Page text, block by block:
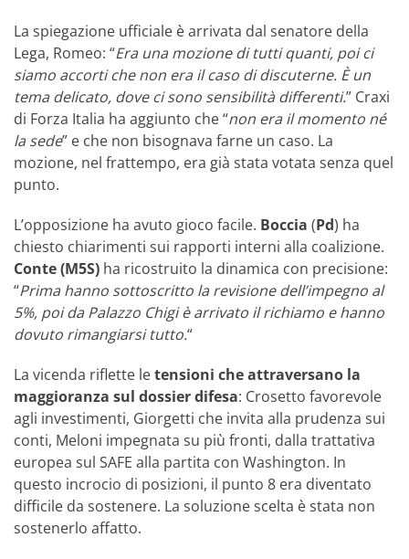
La spiegazione ufficiale è arrivata dal senatore della
Lega, Romeo: “Era una mozione di tutti quanti, poi ci
siamo accorti che non era il caso di discuterne. È un
tema delicato, dove ci sono sensibilità differenti.” Craxi
di Forza Italia ha aggiunto che “non era il momento né
la sede” e che non bisognava farne un caso. La
mozione, nel frattempo, era già stata votata senza quel
punto.
L’opposizione ha avuto gioco facile. Boccia (Pd) ha
chiesto chiarimenti sui rapporti interni alla coalizione.
Conte (M5S) ha ricostruito la dinamica con precisione:
“Prima hanno sottoscritto la revisione dell’impegno al
5%, poi da Palazzo Chigi è arrivato il richiamo e hanno
dovuto rimangiarsi tutto.“
La vicenda riflette letensioni che attraversano la
maggioranza sul dossier difesa: Crosetto favorevole
agli investimenti, Giorgetti che invita alla prudenza sui
conti, Meloni impegnata su più fronti, dalla trattativa
europea sul SAFE alla partita con Washington. In
questo incrocio di posizioni, il punto 8 era diventato
difficile da sostenere. La soluzione scelta è stata non
sostenerlo affatto.